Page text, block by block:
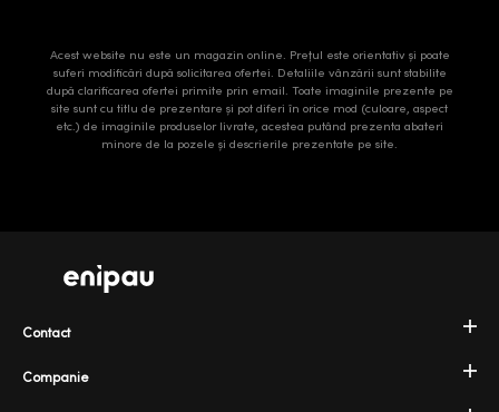
Acest website nu este un magazin online. Prețul este orientativ și poate
suferi modificări după solicitarea ofertei. Detaliile vânzării sunt stabilite
după clarificarea ofertei primite prin email. Toate imaginile prezente pe
site sunt cu titlu de prezentare și pot diferi în orice mod (culoare, aspect
etc.) de imaginile produselor livrate, acestea putând prezenta abateri
minore de la pozele și descrierile prezentate pe site.
Companie
Contact